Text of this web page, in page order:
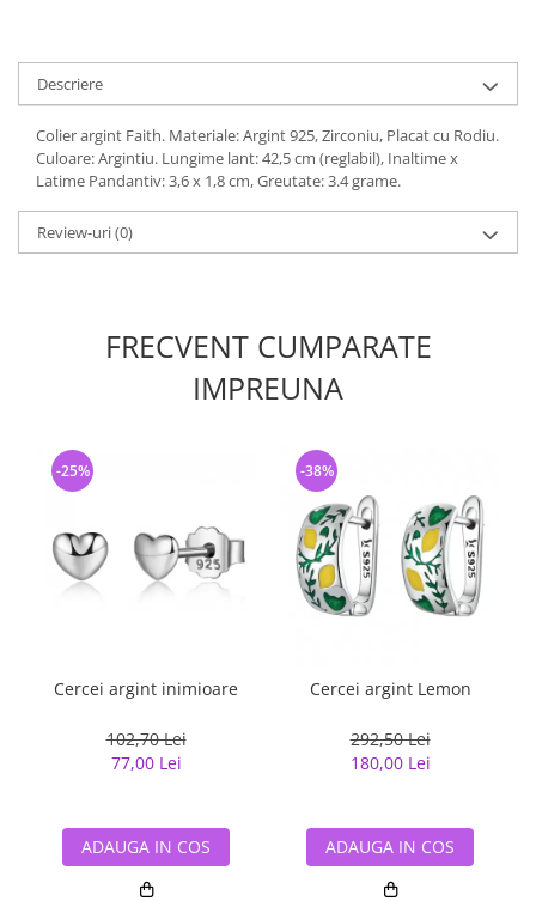
Descriere
Colier argint Faith. Materiale: Argint 925, Zirconiu, Placat cu Rodiu.
Culoare: Argintiu. Lungime lant: 42,5 cm (reglabil), Inaltime x
Latime Pandantiv: 3,6 x 1,8 cm, Greutate: 3.4 grame.
Review-uri(0)
FRECVENT CUMPARATE
IMPREUNA
Cercei argint inimioare
102,70 Lei
77,00 Lei
-25%
ADAUGA IN COS
Cercei argint Lemon
292,50 Lei
180,00 Lei
-38%
ADAUGA IN COS